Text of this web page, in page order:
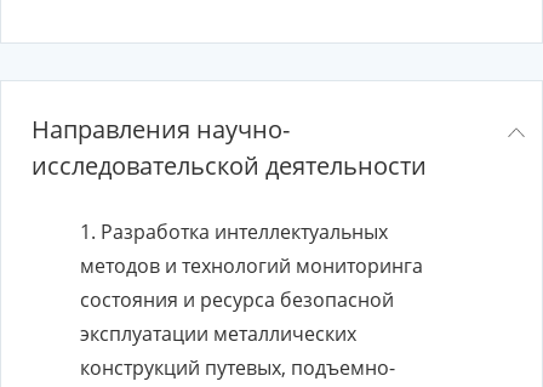
Направления научно-
исследовательской деятельности
1. Разработка интеллектуальных
методов и технологий мониторинга
состояния и ресурса безопасной
эксплуатации металлических
конструкций путевых, подъемно-